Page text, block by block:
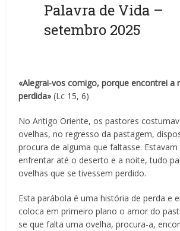
Palavra de Vida –
setembro 2025
«Alegrai-vos comigo, porque encontrei a
perdida» (Lc 15, 6)
No Antigo Oriente, os pastores
ovelhas, no regresso da pastagem,
procura de alguma que faltasse.
enfrentar até o deserto e a noite, tudo
ovelhas que se tivessem perdido.
Esta parábola é uma história de perda e
coloca em primeiro plano o amor do
se que falta uma ovelha, procura-a,